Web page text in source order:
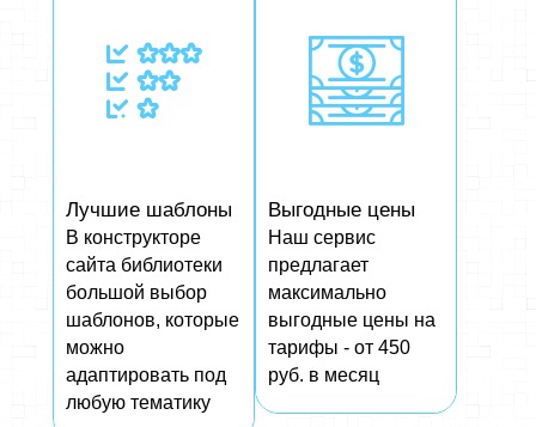
Лучшие шаблоны
В конструкторе
сайта библиотеки
большой выбор
шаблонов, которые
можно
адаптировать под
любую тематику
Выгодные цены
Наш сервис
предлагает
максимально
выгодные цены на
тарифы - от 450
руб. в месяц